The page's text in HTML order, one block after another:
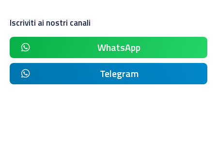
Iscriviti ai nostri canali
WhatsApp
Telegram